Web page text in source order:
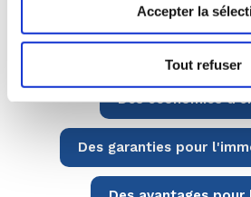
Accepter la
Tout refuser
À lire sur le même sujet :
Des économies
Des garanties pour